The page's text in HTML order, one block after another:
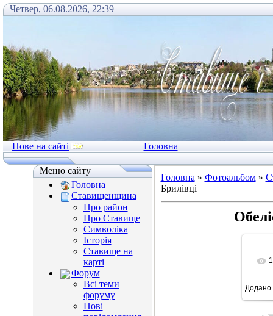
Четвер, 06.08.2026, 22:39
Нове на сайті Головна
Меню сайту
Головна
Ставищенщина
Про район
Про Ставище
Символіка
Історія
Ставище на
карті
Форум
Всі теми
форуму
Нові
Головна » Фотоальбом»
Брилівці
Додано